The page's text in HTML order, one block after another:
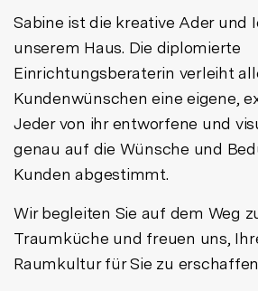
Sabine ist die kreative Ader und
unserem Haus. Die diplomierte
Einrichtungsberaterin verleiht
Kundenwünschen eine eigene,
Jeder von ihr entworfene und
genau auf die Wünsche und
Kunden abgestimmt.
Wir begleiten Sie auf dem Weg
Traumküche und freuen uns,
Raumkultur für Sie zu